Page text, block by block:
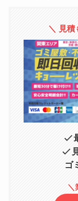
＼ 見積
ゴ
＼